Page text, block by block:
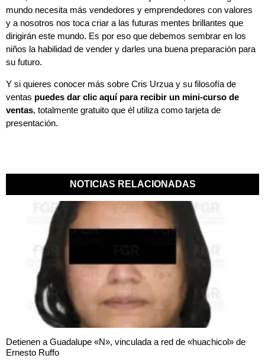
mundo necesita más vendedores y emprendedores con valores
y a nosotros nos toca criar a las futuras mentes brillantes que
dirigirán este mundo. Es por eso que debemos sembrar en los
niños la habilidad de vender y darles una buena preparación para
su futuro.
Y si quieres conocer más sobre Cris Urzua y su filosofía de
ventas puedes dar clic aquí para recibir un mini-curso de
ventas, totalmente gratuito que él utiliza como tarjeta de
presentación.
NOTICIAS RELACIONADAS
Detienen a Guadalupe «N», vinculada a red de «huachicol» de
Ernesto Ruffo